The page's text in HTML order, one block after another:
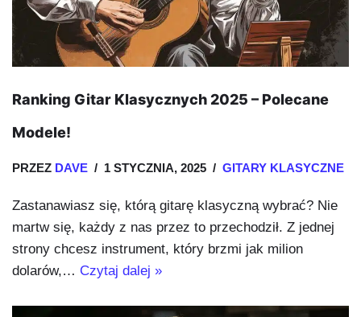
Ranking Gitar Klasycznych 2025 – Polecane
Modele!
PRZEZ DAVE 1 STYCZNIA, 2025 GITARY KLASYCZNE
Zastanawiasz się, którą gitarę klasyczną wybrać? Nie
martw się, każdy z nas przez to przechodził. Z jednej
strony chcesz instrument, który brzmi jak milion
dolarów,… Czytaj dalej »